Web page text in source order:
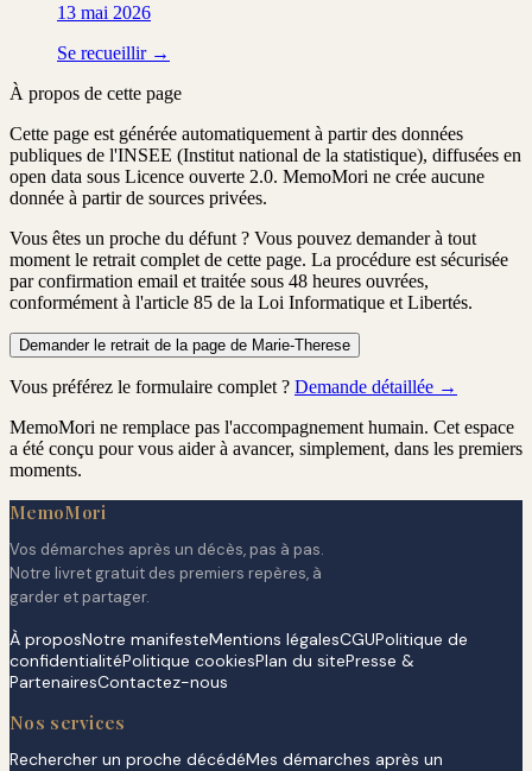
13 mai 2026
Se recueillir →
À propos de cette page
Cette page est générée automatiquement à partir des données
publiques de l'INSEE (Institut national de la statistique), diffusées en
open data sous Licence ouverte 2.0. MemoMori ne crée aucune
donnée à partir de sources privées.
Vous êtes un proche du défunt ? Vous pouvez demander à tout
moment le retrait complet de cette page. La procédure est sécurisée
par confirmation email et traitée sous 48 heures ouvrées,
conformément à l'article 85 de la Loi Informatique et Libertés.
Demander le retrait de la page de Marie-Therese
Vous préférez le formulaire complet ? Demande détaillée →
MemoMori ne remplace pas l'accompagnement humain. Cet espace
a été conçu pour vous aider à avancer, simplement, dans les premiers
moments.
MemoMori
Vos démarches après un décès, pas à pas.
Notre livret gratuit des premiers repères, à
garder et partager.
À proposNotre manifesteMentions légalesCGUPolitique de
confidentialitéPolitique cookiesPlan du sitePresse &
PartenairesContactez-nous
Nos services
Rechercher un proche décédéMes démarches après un